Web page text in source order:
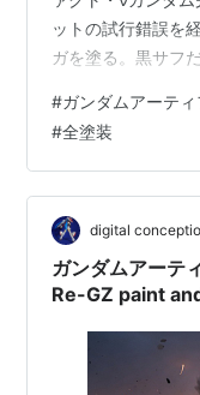
ットの試行錯誤を
ガを塗る。黒サフ
に楽になった。 こ
産機はそこまで作
れるカーキやドラ
その上使っている
もう似たような名
と何が何やら。ウ
#ガンダムアーティ
#全塗装
digital
ガンダムアー
Re-GZ paint